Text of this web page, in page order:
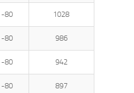
-80 1028
-80 986
-80 942
-80 897